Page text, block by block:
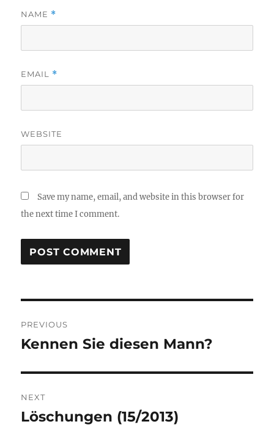
NAME *
EMAIL *
WEBSITE
Save my name, email, and website in this browser for
the next time I comment.
navigation
PREVIOUS
Previous
Kennen Sie diesen Mann?
NEXT
Next
Löschungen (15/2013)